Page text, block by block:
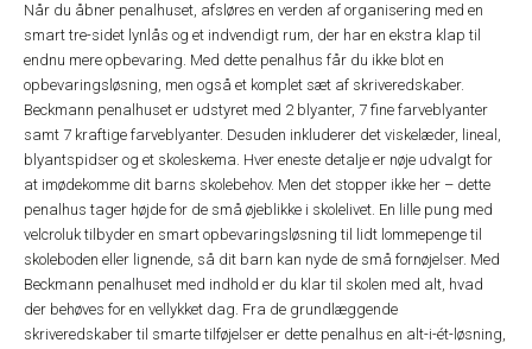
Når du åbner penalhuset, afsløres en verden af organisering med en
smart tre-sidet lynlås og et indvendigt rum, der har en ekstra klap til
endnu mere opbevaring. Med dette penalhus får du ikke blot en
opbevaringsløsning, men også et komplet sæt af skriveredskaber.
Beckmann penalhuset er udstyret med 2 blyanter, 7 fine farveblyanter
samt 7 kraftige farveblyanter. Desuden inkluderer det viskelæder, lineal,
blyantspidser og et skoleskema. Hver eneste detalje er nøje udvalgt for
at imødekomme dit barns skolebehov. Men det stopper ikke her – dette
penalhus tager højde for de små øjeblikke i skolelivet. En lille pung med
velcroluk tilbyder en smart opbevaringsløsning til lidt lommepenge til
skoleboden eller lignende, så dit barn kan nyde de små fornøjelser. Med
Beckmann penalhuset med indhold er du klar til skolen med alt, hvad
der behøves for en vellykket dag. Fra de grundlæggende
skriveredskaber til smarte tilføjelser er dette penalhus en alt-i-ét-løsning,